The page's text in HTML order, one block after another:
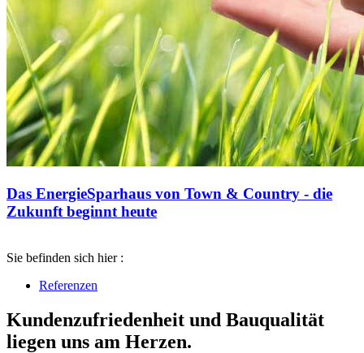
Das EnergieSparhaus von Town & Country - die
Zukunft beginnt heute
Sie befinden sich hier :
Referenzen
Kundenzufriedenheit und Bauqualität
liegen uns am Herzen.